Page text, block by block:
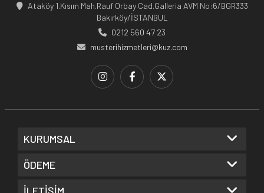
Ataköy 1.Kısım Mah.Rauf Orbay Cad.Galleria AVM No:6/BGR333
Bakırköy/İSTANBUL
0212 560 47 23
musterihizmetleri@kuz.com
KURUMSAL
ÖDEME